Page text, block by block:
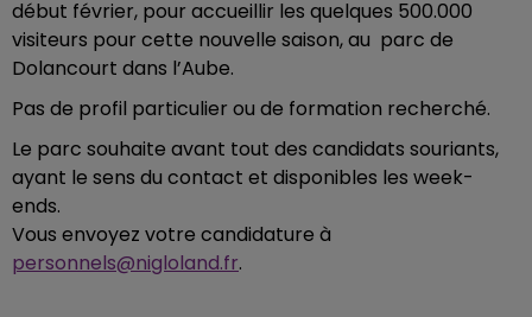
début février, pour accueillir les quelques 500.000
visiteurs pour cette nouvelle saison, au parc de
Dolancourt dans l’Aube.
Pas de profil particulier ou de formation recherché.
Le parc souhaite avant tout des candidats souriants,
ayant le sens du contact et disponibles les week-
ends.
Vous envoyez votre candidature à
personnels@nigloland.fr.